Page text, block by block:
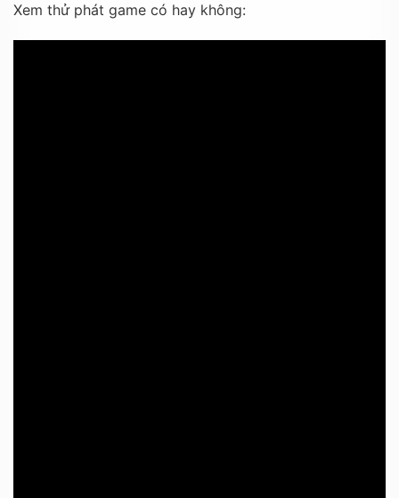
Xem thử phát game có hay không: